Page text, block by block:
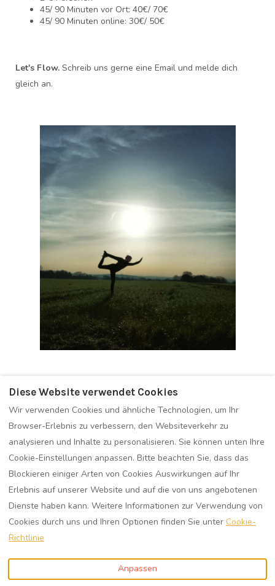
45/ 90 Minuten vor Ort: 40€/ 70€
45/ 90 Minuten online: 30€/ 50€
Let's Flow.Schreib uns gerne eine Email und melde dich
gleich an.
Impressum Datenschutz
Deutsch
Augustdorf, Deutschland
32832.
©2026
Augustdorf Alle Rechte
Diese Website verwendet Cookies
Wir verwenden Cookies und ähnliche Technologien, um Ihr
Browser-Erlebnis zu verbessern, den Websiteverkehr zu
analysieren und Inhalte zu personalisieren. Sie können unten Ihre
Cookie-Einstellungen anpassen. Bitte beachten Sie, dass das
Blockieren einiger Arten von Cookies Auswirkungen auf Ihr
Erlebnis auf unserer Website und auf die von uns angebotenen
Dienste haben kann. Weitere Informationen zur Verwendung von
Cookies durch uns und Ihren Optionen finden Sie unter Cookie-
Richtlinie
Anpassen